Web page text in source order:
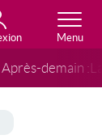
Après-demain :